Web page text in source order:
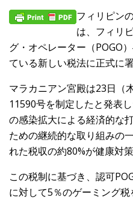
フィリピン
は、フィリ
グ・オペレーター（POGO
ている新しい税法に正式に署
マラカニアン宮殿は23日（
11590号を制定したと発表
の感染拡大による経済的な
ための継続的な取り組みの
れた税収の約80%が健康対
この税制に基づき、認可
に対して5％のゲーミング